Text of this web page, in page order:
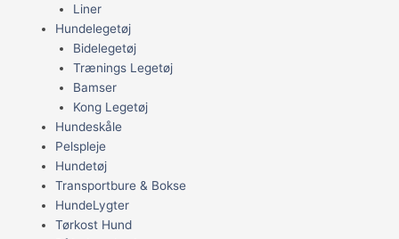
Liner
Hundelegetøj
Bidelegetøj
Trænings Legetøj
Bamser
Kong Legetøj
Hundeskåle
Pelspleje
Hundetøj
Transportbure & Bokse
HundeLygter
Tørkost Hund